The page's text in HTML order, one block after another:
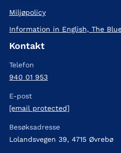
Miljøpolicy
Information in English, The
Kontakt
Telefon
940 01 953
E-post
[email protected]
Besøksadresse
Lolandsvegen 39, 4715 Øvrebø